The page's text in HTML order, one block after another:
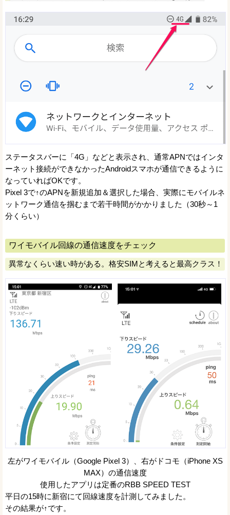
ステータスバーに「4G」などと表示され、通常APNではインタ
ーネット接続ができなかったAndroidスマホが通信できるように
なっていればOKです。
Pixel 3で↑のAPNを新規追加＆選択した場合、実際にモバイルネ
ットワーク通信を掴むまで若干時間がかかりました（30秒～1
分くらい）
ワイモバイル回線の通信速度をチェック
異常なくらい速い時がある。格安SIMと考えると最高クラス！
左がワイモバイル（Google Pixel 3）、右がドコモ（iPhone XS
MAX）の通信速度
使用したアプリは定番のRBB SPEED TEST
平日の15時に新宿にて回線速度を計測してみました。
その結果が↑です。